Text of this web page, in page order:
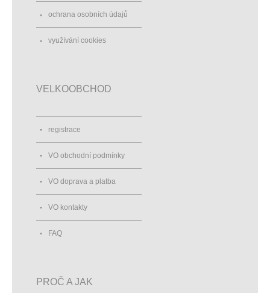
ochrana osobních údajů
využívání cookies
VELKOOBCHOD
registrace
VO obchodní podmínky
VO doprava a platba
VO kontakty
FAQ
PROČ A JAK